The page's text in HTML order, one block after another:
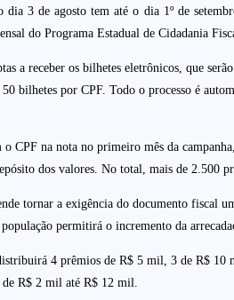
3 de agosto tem até o dia 1º de
do Programa Estadual de Cidadania
a receber os bilhetes eletrônicos, que
bilhetes por CPF. Todo o processo é
na nota no primeiro mês da
dos valores. No total, mais de 2.500
tornar a exigência do documento fiscal
permitirá o incremento da
4 prêmios de R$ 5 mil, 3 de R$
de R$ 2 mil até R$ 12 mil.